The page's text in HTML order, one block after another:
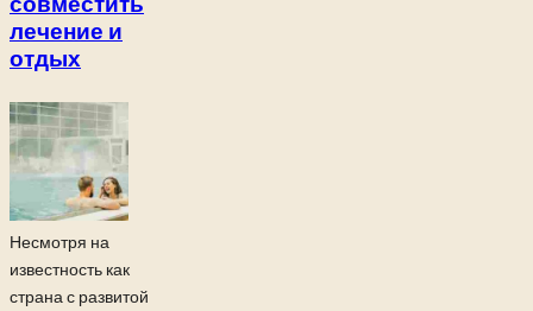
лечение и
отдых
Несмотря на
известность как
страна с развитой